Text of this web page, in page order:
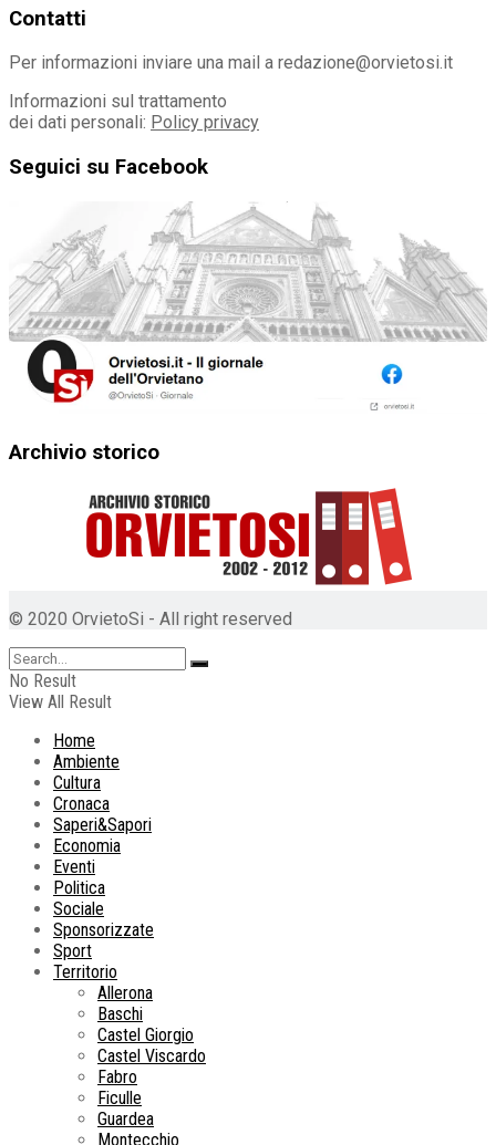
Contatti
Per informazioni inviare una mail a redazione@orvietosi.it
Informazioni sul trattamento
dei dati personali: Policy privacy
Seguici su Facebook
Archivio storico
© 2020 OrvietoSi - All right reserved
No Result
View All Result
Home
Ambiente
Cultura
Cronaca
Saperi&Sapori
Economia
Eventi
Politica
Sociale
Sponsorizzate
Sport
Territorio
Allerona
Baschi
Castel Giorgio
Castel Viscardo
Fabro
Ficulle
Guardea
Montecchio